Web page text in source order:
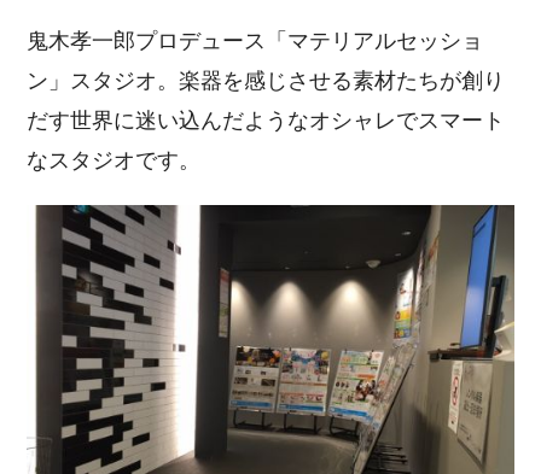
鬼木孝一郎プロデュース「マテリアルセッショ
ン」スタジオ。楽器を感じさせる素材たちが創り
だす世界に迷い込んだようなオシャレでスマート
なスタジオです。